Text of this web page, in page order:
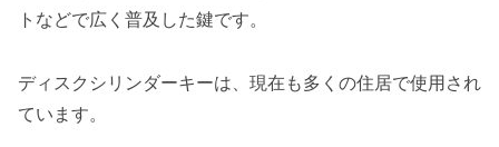
トなどで広く普及した鍵です。
ディスクシリンダーキーは、現在も多くの住居で使用され
ています。